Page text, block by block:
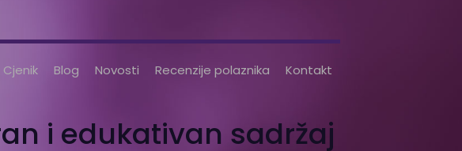
Cjenik Blog Novosti Recenzije polaznika Kontakt
i edukativan sadržaj